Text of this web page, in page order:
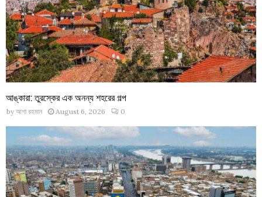
আঙ্কারা: তুরস্কের এক অনন্য শহরের গল্প
by আশা রহমান August 6, 2026 0